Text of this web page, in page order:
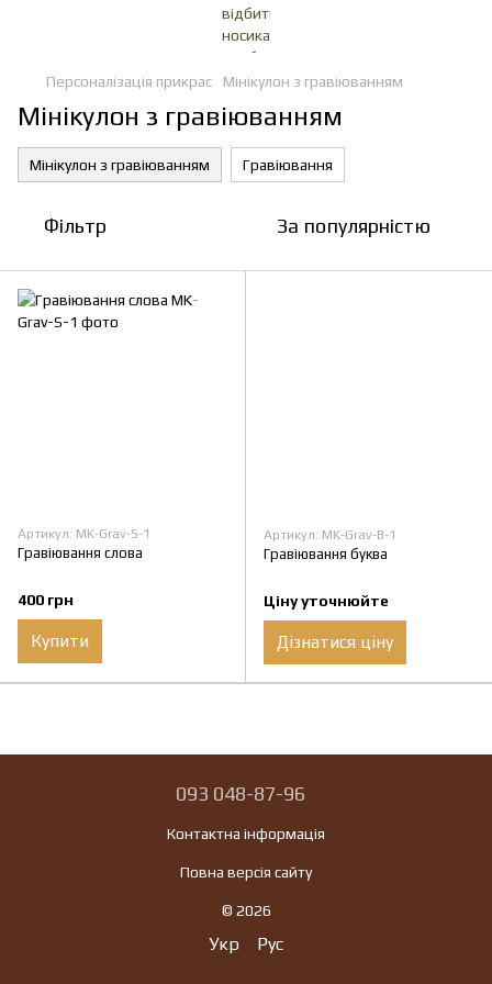
Персоналізація прикрас Мінікулон з гравіюванням
Мінікулон з гравіюванням
Мінікулон з гравіюванням Гравіювання
Фільтр За популярністю
Артикул: MK-Grav-S-1
Гравіювання слова
400 грн
Купити
Артикул: MK-Grav-B-1
Гравіювання буква
Ціну уточнюйте
Дізнатися ціну
093 048-87-96
Контактна інформація
Повна версія сайту
© 2026
Укр Рус